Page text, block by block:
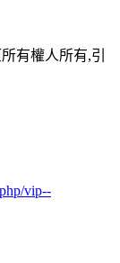
有權人所有,引
vip--